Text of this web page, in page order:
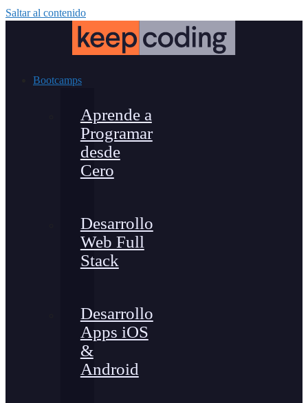
Saltar al contenido
Bootcamps
Aprende a
Programar
desde
Cero
Desarrollo
Web Full
Stack
Desarrollo
Apps iOS
&
Android